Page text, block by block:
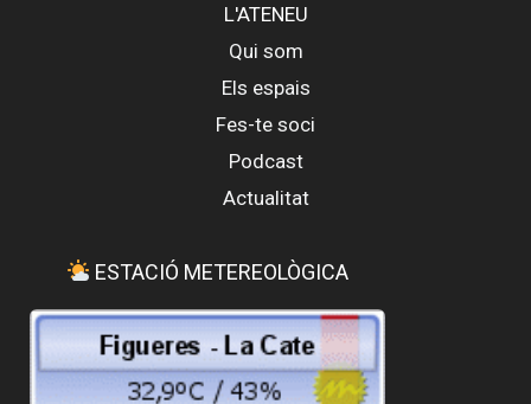
L'ATENEU
Qui som
Els espais
Fes-te soci
Podcast
Actualitat
ESTACIÓ METEREOLÒGICA